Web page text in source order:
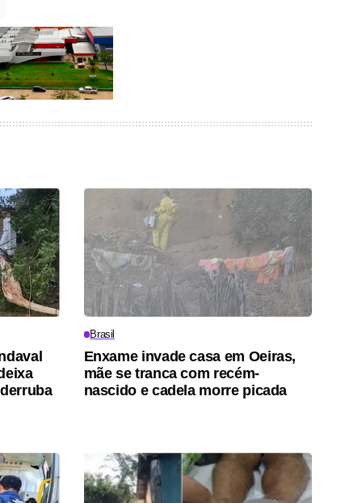
Brasil
Enxame invade casa em Oeiras,
mãe se tranca com recém-
nascido e cadela morre picada